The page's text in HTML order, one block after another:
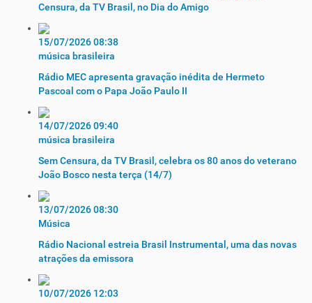
Censura, da TV Brasil, no Dia do Amigo
15/07/2026 08:38
música brasileira
Rádio MEC apresenta gravação inédita de Hermeto
Pascoal com o Papa João Paulo II
14/07/2026 09:40
música brasileira
Sem Censura, da TV Brasil, celebra os 80 anos do veterano
João Bosco nesta terça (14/7)
13/07/2026 08:30
Música
Rádio Nacional estreia Brasil Instrumental, uma das novas
atrações da emissora
10/07/2026 12:03